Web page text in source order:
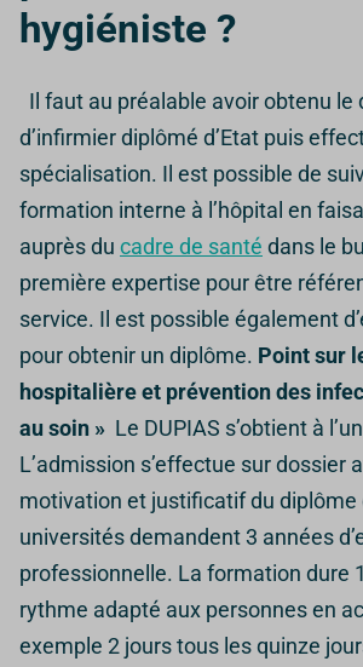
hygiéniste ?
Il faut au préalable avoir obtenu le
d’infirmier diplômé d’Etat puis
spécialisation. Il est possible de
formation interne à l’hôpital en
auprès du cadre de santé dans le
première expertise pour être
service. Il est possible également
pour obtenir un diplôme. Point sur
hospitalière et prévention des
au soin » Le DUPIAS s’obtient à
L’admission s’effectue sur dossier
motivation et justificatif du diplôme
universités demandent 3 années
professionnelle. La formation dure
rythme adapté aux personnes en
exemple 2 jours tous les quinze